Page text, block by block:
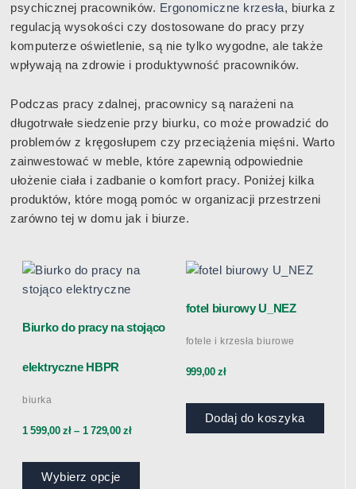
psychicznej pracowników. Ergonomiczne krzesła, biurka z
regulacją wysokości czy dostosowane do pracy przy
komputerze oświetlenie, są nie tylko wygodne, ale także
wpływają na zdrowie i produktywność pracowników.
Podczas pracy zdalnej, pracownicy są narażeni na
długotrwałe siedzenie przy biurku, co może prowadzić do
problemów z kręgosłupem czy przeciążenia mięśni. Warto
zainwestować w meble, które zapewnią odpowiednie
ułożenie ciała i zadbanie o komfort pracy. Poniżej kilka
produktów, które mogą pomóc w organizacji przestrzeni
zarówno tej w domu jak i biurze.
Biurko do pracy na stojąco
elektryczne HBPR
biurka
1 599,00zł – 1 729,00zł
Wybierz opcje
Ten
wiele
wariantów.
produktu
fotel biurowy U_NEZ
fotele i krzesła biurowe
999,00zł
Dodaj do koszyka